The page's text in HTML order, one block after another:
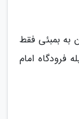
به بمبئی فقط
فرودگاه امام